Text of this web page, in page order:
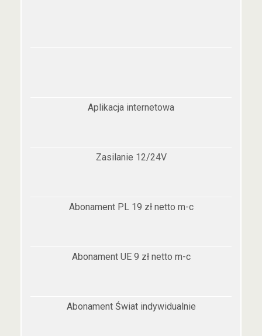
Aplikacja internetowa
Zasilanie 12/24V
Abonament PL 19 zł netto m-c
Abonament UE 9 zł netto m-c
Abonament Świat indywidualnie